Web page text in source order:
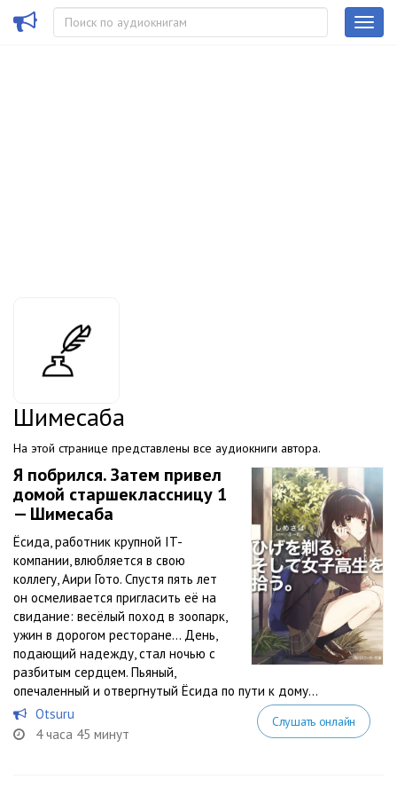
Шимесаба
На этой странице представлены все аудиокниги автора.
Я побрился. Затем привел
домой старшеклассницу 1
— Шимесаба
Ёсида, работник крупной IT-
компании, влюбляется в свою
коллегу, Аири Гото. Спустя пять лет
он осмеливается пригласить её на
свидание: весёлый поход в зоопарк,
ужин в дорогом ресторане… День,
подающий надежду, стал ночью с
разбитым сердцем. Пьяный,
опечаленный и отвергнутый Ёсида по пути к дому...
Otsuru
4 часа 45 минут
Слушать онлайн